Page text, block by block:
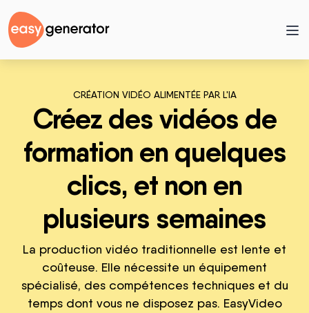
CRÉATION VIDÉO ALIMENTÉE PAR L'IA
Créez des vidéos de
formation en quelques
clics, et non en
plusieurs semaines
La production vidéo traditionnelle est lente et
coûteuse. Elle nécessite un équipement
spécialisé, des compétences techniques et du
temps dont vous ne disposez pas. EasyVideo